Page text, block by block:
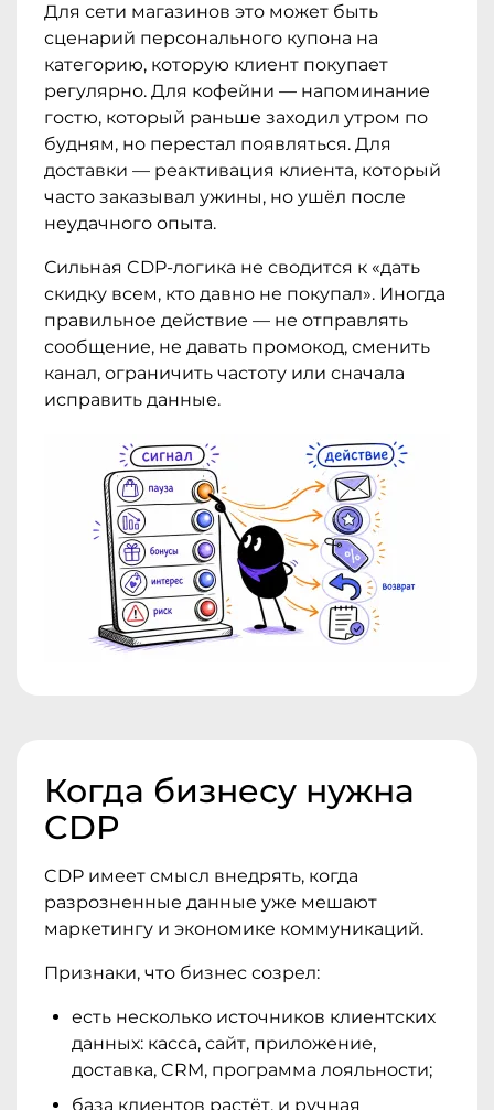
Для сети магазинов это может быть
сценарий персонального купона на
категорию, которую клиент покупает
регулярно. Для кофейни — напоминание
гостю, который раньше заходил утром по
будням, но перестал появляться. Для
доставки — реактивация клиента, который
часто заказывал ужины, но ушёл после
неудачного опыта.
Сильная CDP-логика не сводится к «дать
скидку всем, кто давно не покупал». Иногда
правильное действие — не отправлять
сообщение, не давать промокод, сменить
канал, ограничить частоту или сначала
исправить данные.
Когда бизнесу нужна
CDP
CDP имеет смысл внедрять, когда
разрозненные данные уже мешают
маркетингу и экономике коммуникаций.
Признаки, что бизнес созрел:
есть несколько источников клиентских
данных: касса, сайт, приложение,
доставка, CRM, программа лояльности;
база клиентов растёт, и ручная